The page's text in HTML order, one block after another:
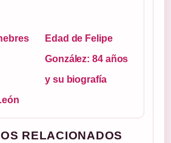
Edad de Felipe
González: 84 años
y su biografía
RELACIONADOS